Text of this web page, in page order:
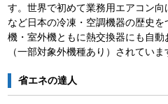
す。世界で初めて業務用エアコン
など日本の冷凍・空調機器の歴史
機・室外機ともに熱交換器にも自
（一部対象外機種あり）されていま
省エネの達人